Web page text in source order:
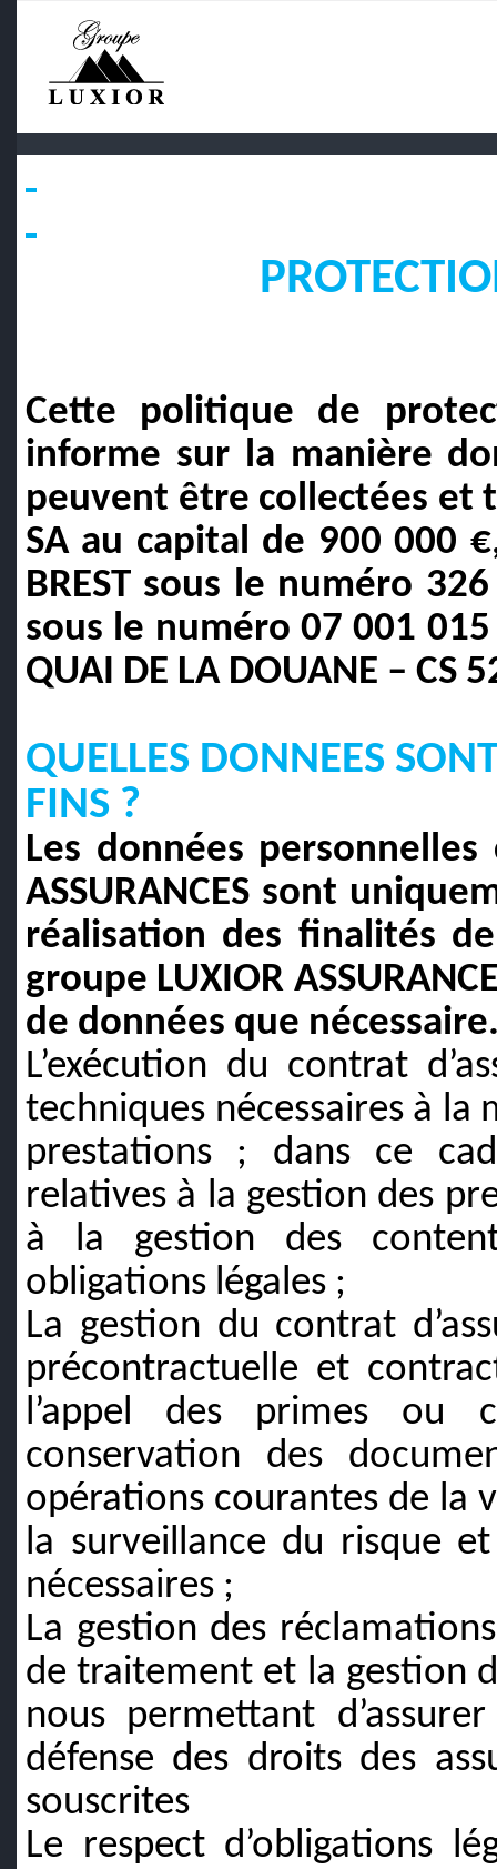
Cette politique de
informe sur la manière
peuvent être collectées et
SA au capital de 900 000
BREST sous le numéro
sous le numéro 07 001
QUAI DE LA DOUANE – CS
QUELLES DONNEES
FINS ?
Les données
ASSURANCES sont
réalisation des finalités
groupe LUXIOR
de données que
L’exécution du contrat
techniques nécessaires à
prestations ; dans ce
relatives à la gestion des
à la gestion des
obligations légales ;
La gestion du contrat
précontractuelle et
l’appel des primes ou
conservation des
opérations courantes de la
la surveillance du risque
nécessaires ;
La gestion des
de traitement et la gestion
nous permettant
défense des droits des
souscrites
Le respect d’obligations